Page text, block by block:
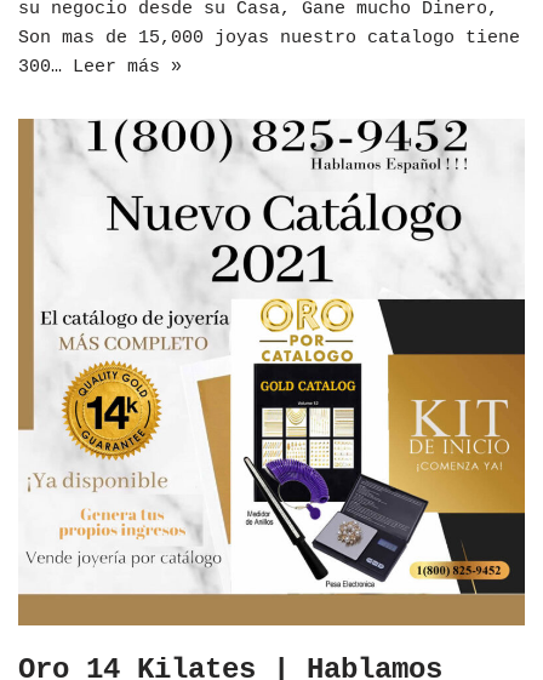
su negocio desde su Casa, Gane mucho Dinero,
Son mas de 15,000 joyas nuestro catalogo tiene
300… Leer más »
Oro 14 Kilates | Hablamos